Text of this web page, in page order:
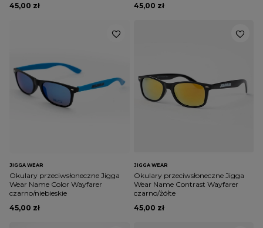
45,00 zł
45,00 zł
JIGGA WEAR
Okulary przeciwsłoneczne Jigga
Wear Name Color Wayfarer
czarno/niebieskie
45,00 zł
JIGGA WEAR
Okulary przeciwsłoneczne Jigga
Wear Name Contrast Wayfarer
czarno/żółte
45,00 zł